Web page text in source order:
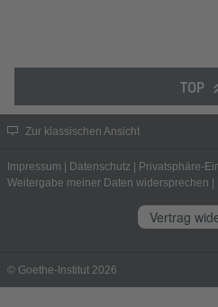
TOP
Zur klassischen Ansicht
Impressum | Datenschutz | Privatsphäre-
Weitergabe meiner Daten widersprechen |
Vertrag
© Goethe-Institut 2026